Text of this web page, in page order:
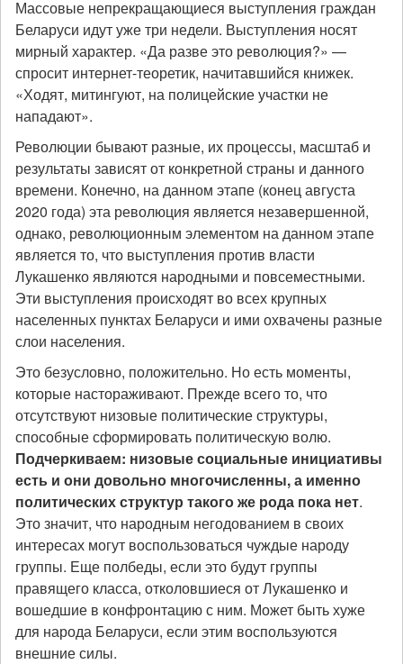
Массовые непрекращающиеся выступления граждан
Беларуси идут уже три недели. Выступления носят
мирный характер. «Да разве это революция?» —
спросит интернет-теоретик, начитавшийся книжек.
«Ходят, митингуют, на полицейские участки не
нападают».
Революции бывают разные, их процессы, масштаб и
результаты зависят от конкретной страны и данного
времени. Конечно, на данном этапе (конец августа
2020 года) эта революция является незавершенной,
однако, революционным элементом на данном этапе
является то, что выступления против власти
Лукашенко являются народными и повсеместными.
Эти выступления происходят во всех крупных
населенных пунктах Беларуси и ими охвачены разные
слои населения.
Это безусловно, положительно. Но есть моменты,
которые настораживают. Прежде всего то, что
отсутствуют низовые политические структуры,
способные сформировать политическую волю.
Подчеркиваем: низовые социальные инициативы
есть и они довольно многочисленны, а именно
политических структур такого же рода пока нет.
Это значит, что народным негодованием в своих
интересах могут воспользоваться чуждые народу
группы. Еще полбеды, если это будут группы
правящего класса, отколовшиеся от Лукашенко и
вошедшие в конфронтацию с ним. Может быть хуже
для народа Беларуси, если этим воспользуются
внешние силы.